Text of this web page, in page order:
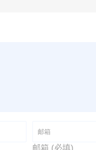
邮箱 (必填)